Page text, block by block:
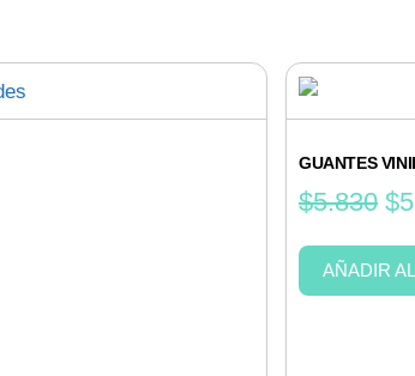
GUANTES
$5.830 $
AÑADIR